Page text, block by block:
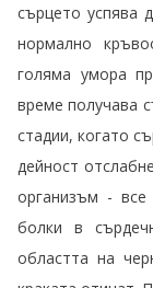
сърцето успява
нормално
голяма умора
време получава
стадии, когато
дейност
организъм - все
болки в
областта на